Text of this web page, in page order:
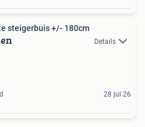
steigerbuis +/- 180cm
Details
28 jul 26